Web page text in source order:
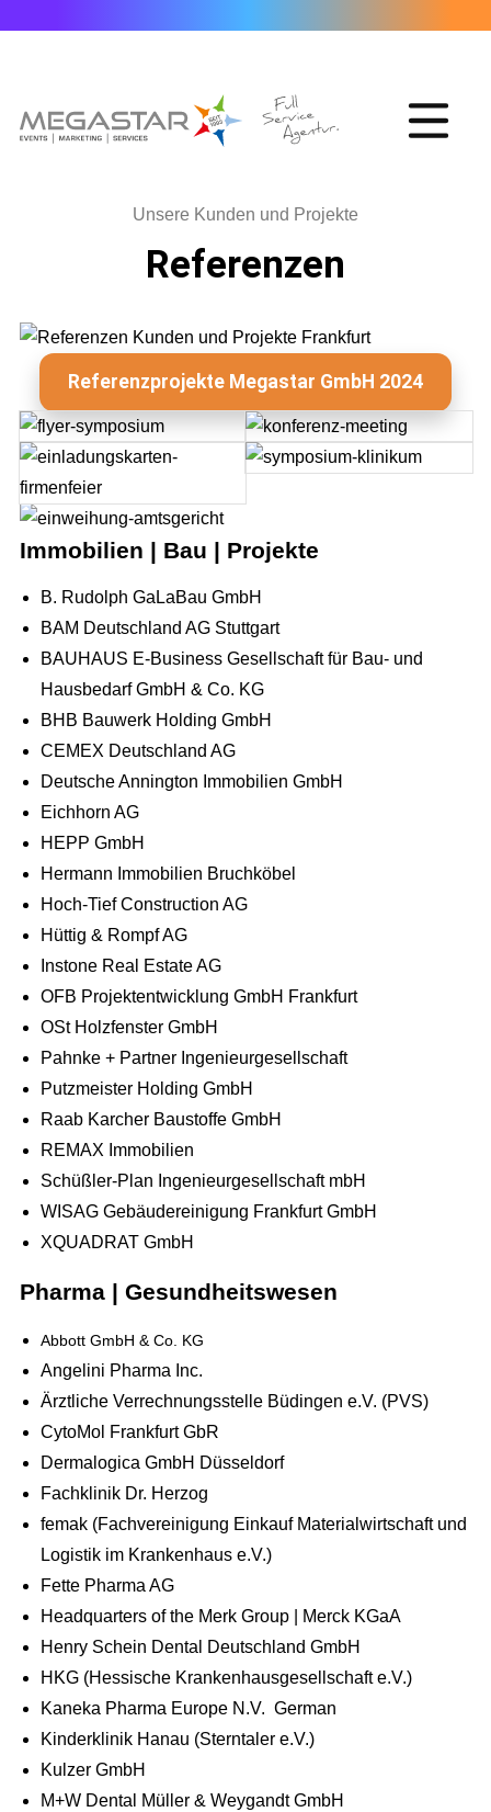
Unsere Kunden und Projekte
Referenzen
Referenzprojekte Megastar GmbH 2024
Immobilien | Bau | Projekte
B. Rudolph GaLaBau GmbH
BAM Deutschland AG Stuttgart
BAUHAUS E-Business Gesellschaft für Bau- und
Hausbedarf GmbH & Co. KG
BHB Bauwerk Holding GmbH
CEMEX Deutschland AG
Deutsche Annington Immobilien GmbH
Eichhorn AG
HEPP GmbH
Hermann Immobilien Bruchköbel
Hoch-Tief Construction AG
Hüttig & Rompf AG
Instone Real Estate AG
OFB Projektentwicklung GmbH Frankfurt
OSt Holzfenster GmbH
Pahnke + Partner Ingenieurgesellschaft
Putzmeister Holding GmbH
Raab Karcher Baustoffe GmbH
REMAX Immobilien
Schüßler-Plan Ingenieurgesellschaft mbH
WISAG Gebäudereinigung Frankfurt GmbH
XQUADRAT GmbH
Pharma | Gesundheitswesen
Abbott GmbH & Co. KG
Angelini Pharma Inc.
Ärztliche Verrechnungsstelle Büdingen e.V. (PVS)
CytoMol Frankfurt GbR
Dermalogica GmbH Düsseldorf
Fachklinik Dr. Herzog
femak (Fachvereinigung Einkauf Materialwirtschaft und
Logistik im Krankenhaus e.V.)
Fette Pharma AG
Headquarters of the Merk Group | Merck KGaA
Henry Schein Dental Deutschland GmbH
HKG (Hessische Krankenhausgesellschaft e.V.)
Kaneka Pharma Europe N.V. German
Kinderklinik Hanau (Sterntaler e.V.)
Kulzer GmbH
M+W Dental Müller & Weygandt GmbH